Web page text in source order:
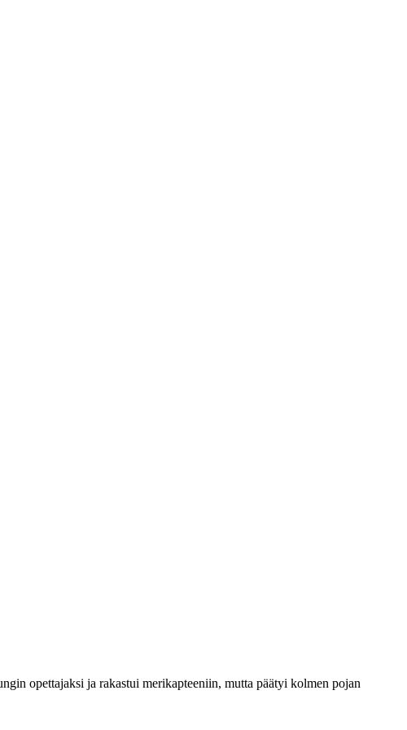
opettajaksi ja rakastui merikapteeniin, mutta päätyi kolmen pojan